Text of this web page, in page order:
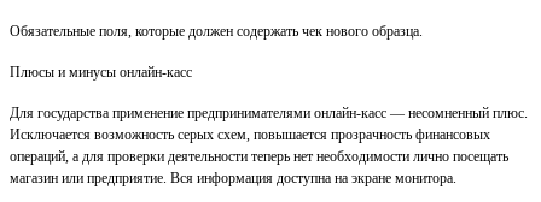
Обязательные поля, которые должен содержать чек нового образца.
Плюсы и минусы онлайн-касс
Для государства применение предпринимателями онлайн-касс — несомненный плюс.
Исключается возможность серых схем, повышается прозрачность финансовых
операций, а для проверки деятельности теперь нет необходимости лично посещать
магазин или предприятие. Вся информация доступна на экране монитора.